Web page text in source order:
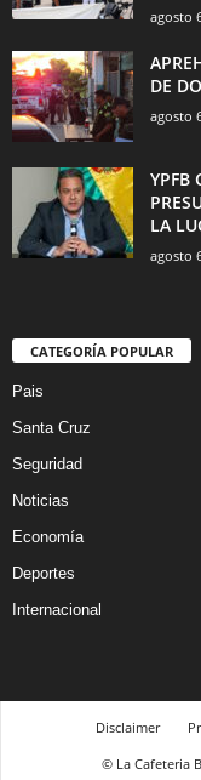
agosto
DE
agosto
YPFB
LA
agosto
CATEGORÍA POPULAR
Pais
Santa Cruz
Seguridad
Noticias
Economía
Deportes
Internacional
Disclaimer
© La Cafeteria